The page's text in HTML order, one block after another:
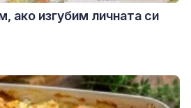
ако изгубим личната си